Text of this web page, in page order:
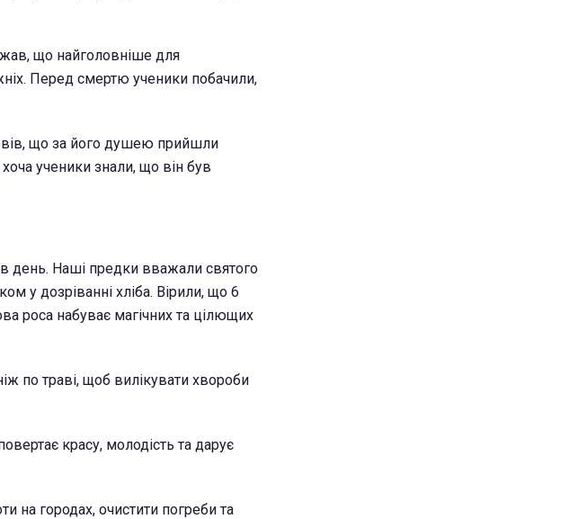
що найголовніше для
Перед смертю ученики побачили,
що за його душею прийшли
ученики знали, що він був
день. Наші предки вважали святого
у дозріванні хліба. Вірили, що 6
роса набуває магічних та цілющих
по траві, щоб вилікувати хвороби
красу, молодість та дарує
на городах, очистити погреби та